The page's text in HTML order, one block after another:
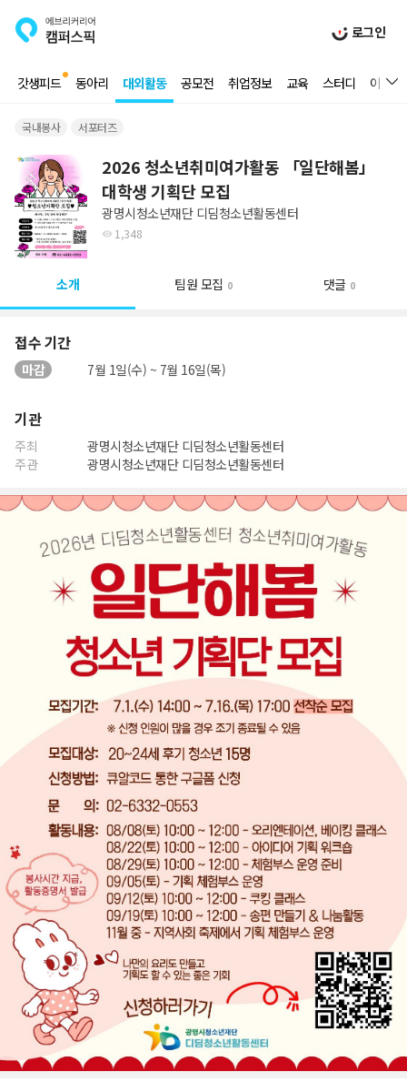
로그인
갓생피드 동아리 대외활동 공모전 취업정보 교육 스터디 이벤트
국내봉사 서포터즈
2026 청소년취미여가활동 「일단해봄」
대학생 기획단 모집
광명시청소년재단 디딤청소년활동센터
1,348
소개 팀원 모집 0 댓글 0
접수 기간
마감 7월 1일(수) ~ 7월 16일(목)
기관
주최
광명시청소년재단 디딤청소년활동센터
주관
광명시청소년재단 디딤청소년활동센터